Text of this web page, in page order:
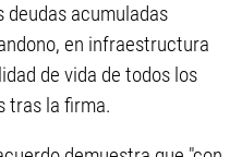
deudas acumuladas
en infraestructura
de vida de todos los
tras la firma.